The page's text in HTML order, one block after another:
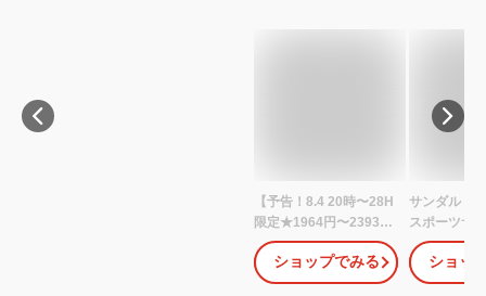
【予告！8.4 20時〜28H
限定★1964円〜2393円
特別価格】【選べる2タ
イプ】ウォーターシュー
ズ キッズ サンダル 甲高
ショップでみる
サンダル キ
スポーツサ
子 女の子
りにくい 夏
ビーチ レジ
ショッ